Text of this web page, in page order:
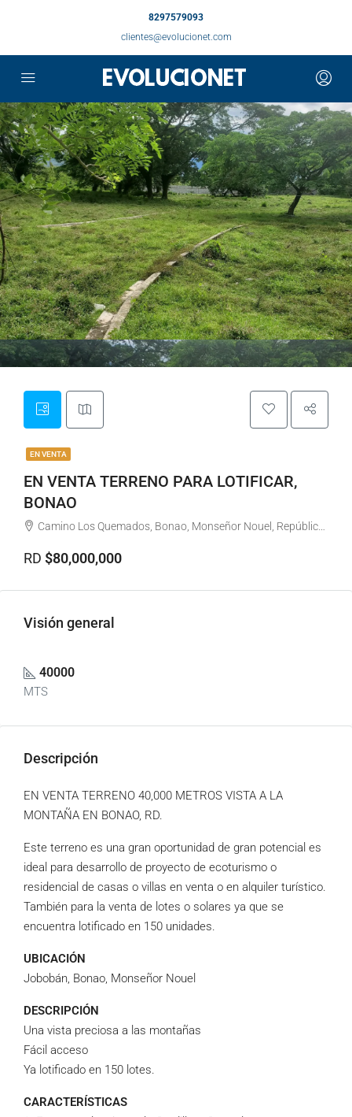
8297579093
clientes@evolucionet.com
EN VENTA
EN VENTA TERRENO PARA LOTIFICAR,
BONAO
Camino Los Quemados, Bonao, Monseñor Nouel, República Dominicana
RD $80,000,000
Visión general
40000
MTS
Descripción
EN VENTA TERRENO 40,000 METROS VISTA A LA
MONTAÑA EN BONAO, RD.
Este terreno es una gran oportunidad de gran potencial es
ideal para desarrollo de proyecto de ecoturismo o
residencial de casas o villas en venta o en alquiler turístico.
También para la venta de lotes o solares ya que se
encuentra lotificado en 150 unidades.
UBICACIÓN
Jobobán, Bonao, Monseñor Nouel
DESCRIPCIÓN
Una vista preciosa a las montañas
Fácil acceso
Ya lotificado en 150 lotes.
CARACTERÍSTICAS